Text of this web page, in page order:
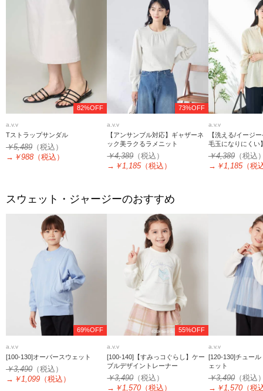
82%OFF
a.v.v
Tストラップサンダル
￥5,489 （税込）
→ ￥988 （税込）
73%OFF
a.v.v
【アンサンブル対応】ギャザーネ
ック美ラクるラメニット
￥4,389（税込）
→ ￥1,185（税込）
a.v.v
【洗える/イージ
毛玉になりにくい
シアーシャツ
￥4,389（税込
→ ￥1,185（税
スウェット・ジャージーのおすすめ
69%OFF
a.v.v
[100-130]オーバースウェット
￥3,490 （税込）
→ ￥1,099 （税込）
55%OFF
a.v.v
[100-140]【すみっコぐらし】ケー
ブルデザイントレーナー
￥3,490（税込）
→ ￥1,570 （税込）
a.v.v
[120-130]チュー
ェット
￥3,490（税込
→ ￥1,570（税